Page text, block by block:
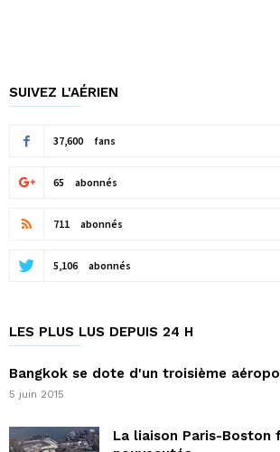
SUIVEZ L'AÉRIEN
37,600 fans
65 abonnés
711 abonnés
5,106 abonnés
LES PLUS LUS DEPUIS 24 H
Bangkok se dote d'un troisième
5 juin 2015
La liaison Paris-Boston